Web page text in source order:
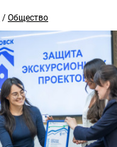
/Общество